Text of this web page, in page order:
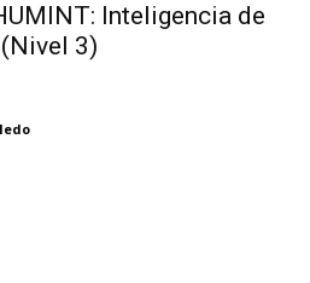
Inteligencia de
3)